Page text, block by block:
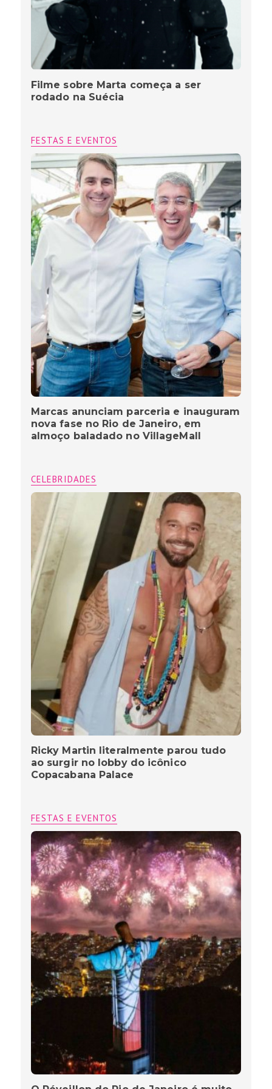
Filme sobre Marta começa a ser
rodado na Suécia
FESTAS E EVENTOS
Marcas anunciam parceria e inauguram
nova fase no Rio de Janeiro, em
almoço baladado no VillageMall
CELEBRIDADES
Ricky Martin literalmente parou tudo
ao surgir no lobby do icônico
Copacabana Palace
FESTAS E EVENTOS